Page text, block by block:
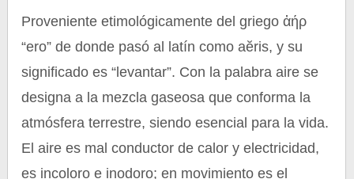
Proveniente etimológicamente del griego ἀήρ
“ero” de donde pasó al latín como aĕris, y su
significado es “levantar”. Con la palabra aire se
designa a la mezcla gaseosa que conforma la
atmósfera terrestre, siendo esencial para la vida.
El aire es mal conductor de calor y electricidad,
es incoloro e inodoro; en movimiento es el